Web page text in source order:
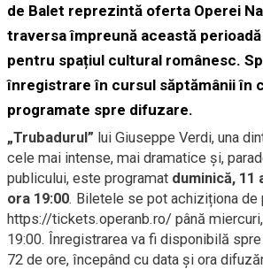
de Balet reprezintă oferta Operei
traversa împreună această
pentru spațiul cultural românesc.
înregistrare în cursul săptămânii în
programate spre difuzare.
„Trubadurul” lui Giuseppe Verdi, una
cele mai intense, mai dramatice şi,
publicului, este programat duminică, 11
ora 19:00. Biletele se pot achiziționa de
https://tickets.operanb.ro/ până
19:00. Înregistrarea va fi disponibilă
72 de ore, începând cu data și ora